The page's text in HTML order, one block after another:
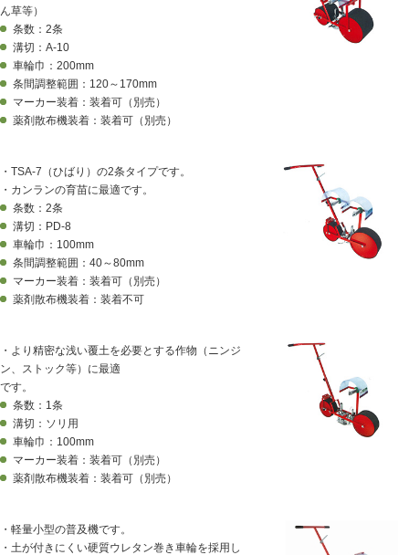
ん草等）
条数：2条
溝切：A-10
車輪巾：200mm
条間調整範囲：120～170mm
マーカー装着：装着可（別売）
薬剤散布機装着：装着可（別売）
・TSA-7（ひばり）の2条タイプです。
・カンランの育苗に最適です。
条数：2条
溝切：PD-8
車輪巾：100mm
条間調整範囲：40～80mm
マーカー装着：装着可（別売）
薬剤散布機装着：装着不可
・より精密な浅い覆土を必要とする作物（ニンジ
ン、ストック等）に最適
です。
条数：1条
溝切：ソリ用
車輪巾：100mm
マーカー装着：装着可（別売）
薬剤散布機装着：装着可（別売）
・軽量小型の普及機です。
・土が付きにくい硬質ウレタン巻き車輪を採用し